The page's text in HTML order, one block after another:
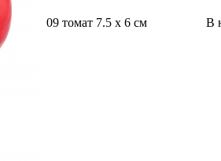
09 томат 7.5 х 6 см В